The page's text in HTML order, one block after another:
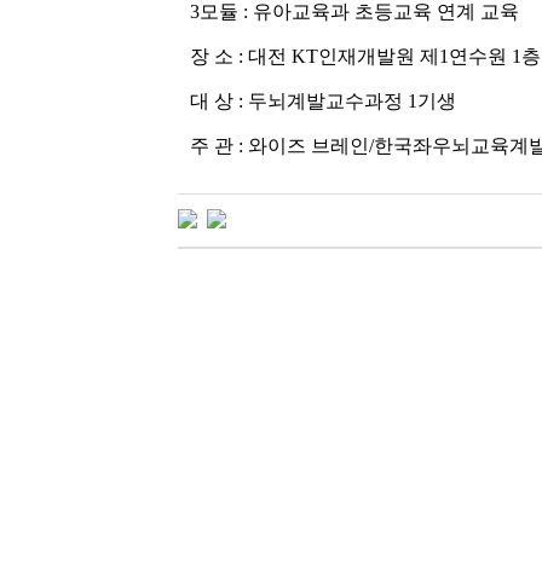
3모듈 : 유아교육과 초등교육 연계 교육
장 소 : 대전 KT인재개발원 제1연수원 1층
대 상 : 두뇌계발교수과정 1기생
주 관 : 와이즈 브레인/한국좌우뇌교육계